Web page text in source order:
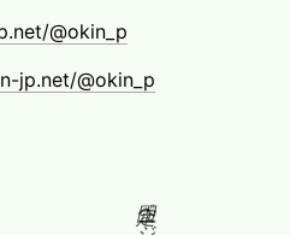
@okin_p
jp.net/@okin_p
固定ページ